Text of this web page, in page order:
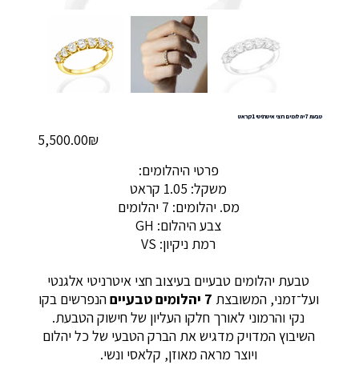
טבעת 7 יהלומים חצי איטרניטי 1 קראט
‏5,500.00 ‏₪
פרטי היהלומים:
משקל: 1.05 קראט
מס. יהלומים: 7 יהלומים
צבע היהלום: GH
רמת ניקיון: VS
טבעת יהלומים טבעיים בעיצוב חצי איטרניטי אלגנטי
ועל־זמני, המשובצת
הנפרשים בקו
נקי והרמוני לאורך חלקו העליון של חישוק הטבעת.
השיבוץ המדויק מדגיש את הברק הטבעי של כל יהלום
ויוצר מראה מאוזן, קלאסי ונשי.